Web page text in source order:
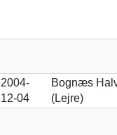
2004-
12-04
Bognæs
(Lejre)